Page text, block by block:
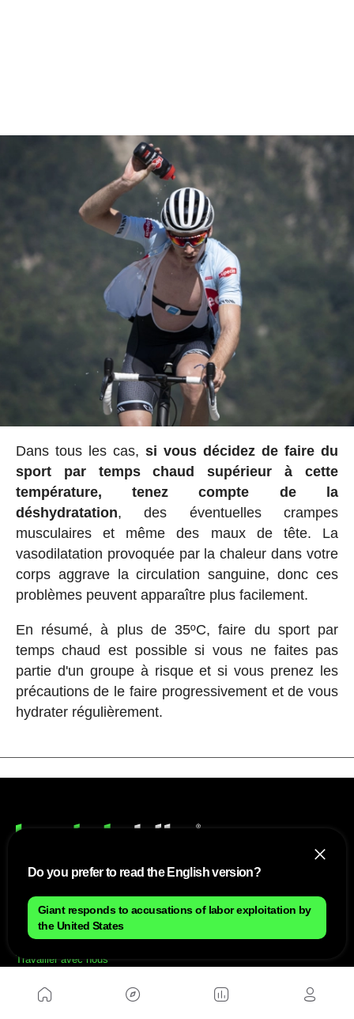
Dans tous les cas, si vous décidez de faire du
sport par temps chaud supérieur à cette
température, tenez compte de la
déshydratation, des éventuelles crampes
musculaires et même des maux de tête. La
vasodilatation provoquée par la chaleur dans votre
corps aggrave la circulation sanguine, donc ces
problèmes peuvent apparaître plus facilement.
En résumé, à plus de 35ºC, faire du sport par
temps chaud est possible si vous ne faites pas
partie d'un groupe à risque et si vous prenez les
précautions de le faire progressivement et de vous
hydrater régulièrement.
NOUS
Plan du site
Travailler avec nous
SITES D'AMIS
Do you prefer to read the English version?
Giant responds to accusations of labor exploitation by
the United States